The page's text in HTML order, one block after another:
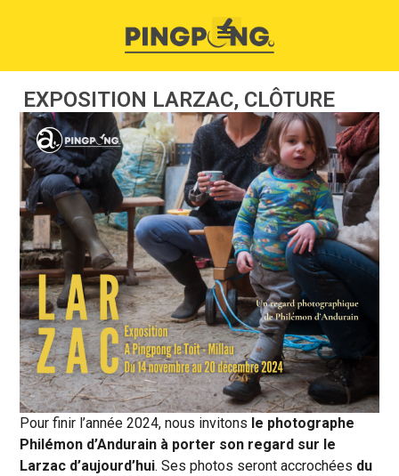
EXPOSITION LARZAC, CLÔTURE
Pour finir l’année 2024, nous invitons le photographe
Philémon d’Andurain à porter son regard sur le
Larzac d’aujourd’hui. Ses photos seront accrochées du